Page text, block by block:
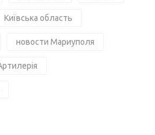
Київська область
новости Мариуполя